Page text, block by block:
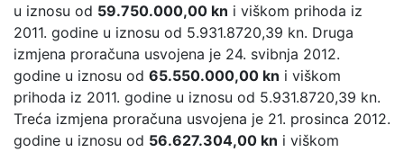
u iznosu od 59.750.000,00 kn i viškom prihoda iz
2011. godine u iznosu od 5.931.8720,39 kn. Druga
izmjena proračuna usvojena je 24. svibnja 2012.
godine u iznosu od 65.550.000,00 kn i viškom
prihoda iz 2011. godine u iznosu od 5.931.8720,39 kn.
Treća izmjena proračuna usvojena je 21. prosinca 2012.
godine u iznosu od 56.627.304,00 kn i viškom